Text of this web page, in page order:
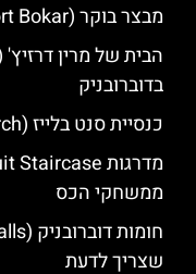
מבצר בוקר (Fort Bokar) בעיר העתיקה של דוברובניק
בדוברובניק
כנסיית סנט בלייז (Saint Blaise’s Church) בדוברובניק
ממשחקי הכס
שצריך לדעת